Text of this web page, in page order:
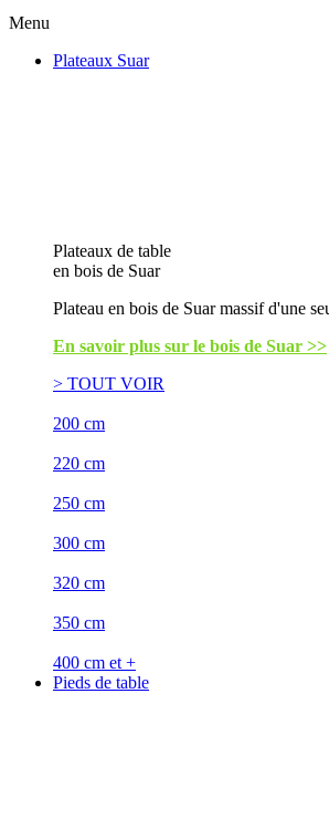
Menu
Plateaux Suar
Plateaux de table
en bois de Suar
Plateau en bois de Suar massif d'une
En savoir plus sur le bois de Suar >>
> TOUT VOIR
200 cm
220 cm
250 cm
300 cm
320 cm
350 cm
400 cm et +
Pieds de table